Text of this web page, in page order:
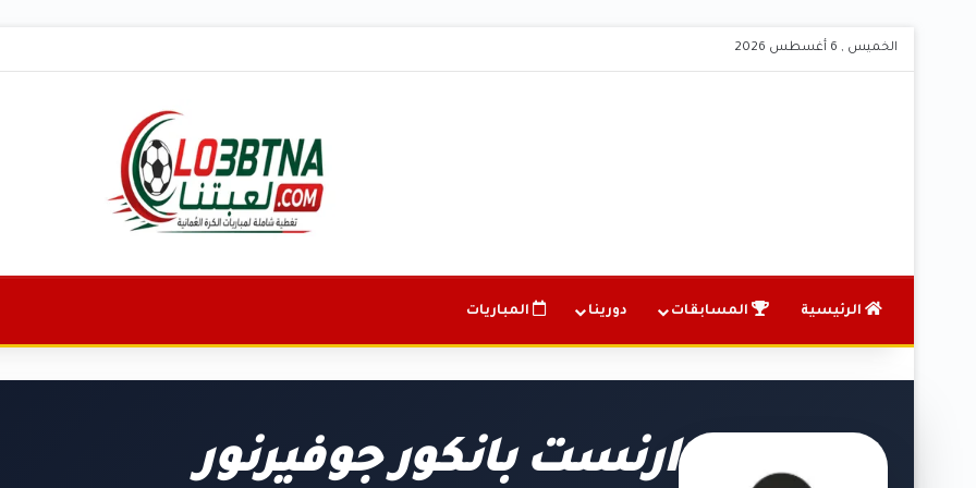
الخميس , 6 أغسطس 2026
الرئيسية المسابقات دورينا المباريات
ارنست بانكور جوفيرنور